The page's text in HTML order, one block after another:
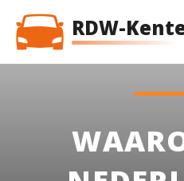
RDW-